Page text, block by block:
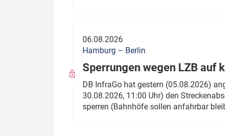
Thema des Monats
Dossier: Generalsanierung
Dossier: ETCS
Dossier:
06.08.2026
Hamburg – Berlin
Sperrungen wegen LZB auf
DB InfraGo hat gestern (05.08.2026)
30.08.2026, 11:00 Uhr) den
sperren (Bahnhöfe sollen anfahrbar